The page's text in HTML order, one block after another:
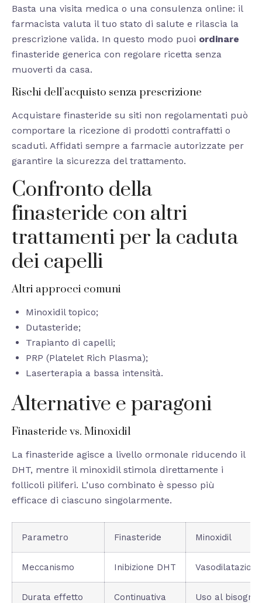
Basta una visita medica o una consulenza online: il
farmacista valuta il tuo stato di salute e rilascia la
prescrizione valida. In questo modo puoi ordinare
finasteride generica con regolare ricetta senza
muoverti da casa.
Rischi dell’acquisto senza prescrizione
Acquistare finasteride su siti non regolamentati può
comportare la ricezione di prodotti contraffatti o
scaduti. Affidati sempre a farmacie autorizzate per
garantire la sicurezza del trattamento.
Confronto della
finasteride con altri
trattamenti per la caduta
dei capelli
Altri approcci comuni
Minoxidil topico;
Dutasteride;
Trapianto di capelli;
PRP (Platelet Rich Plasma);
Laserterapia a bassa intensità.
Alternative e paragoni
Finasteride vs. Minoxidil
La finasteride agisce a livello ormonale riducendo il
DHT, mentre il minoxidil stimola direttamente i
follicoli piliferi. L’uso combinato è spesso più
efficace di ciascuno singolarmente.
Parametro Finasteride Minoxidil
Meccanismo Inibizione DHT
Durata effetto Continuativa Uso al bisogno